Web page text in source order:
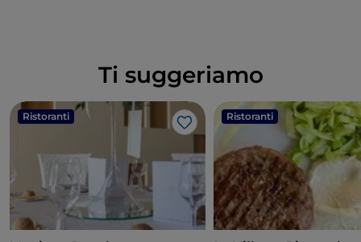
Ti suggeriamo
Ristoranti
Like
Ristoranti